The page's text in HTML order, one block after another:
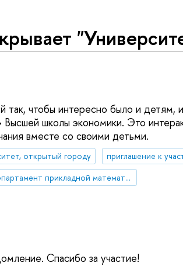
так, чтобы интересно было и детям,
Высшей школы экономики. Это
вместе со своими детьми.
открытый городу
приглашение к
Департамент прикладной математики
Спасибо за участие!